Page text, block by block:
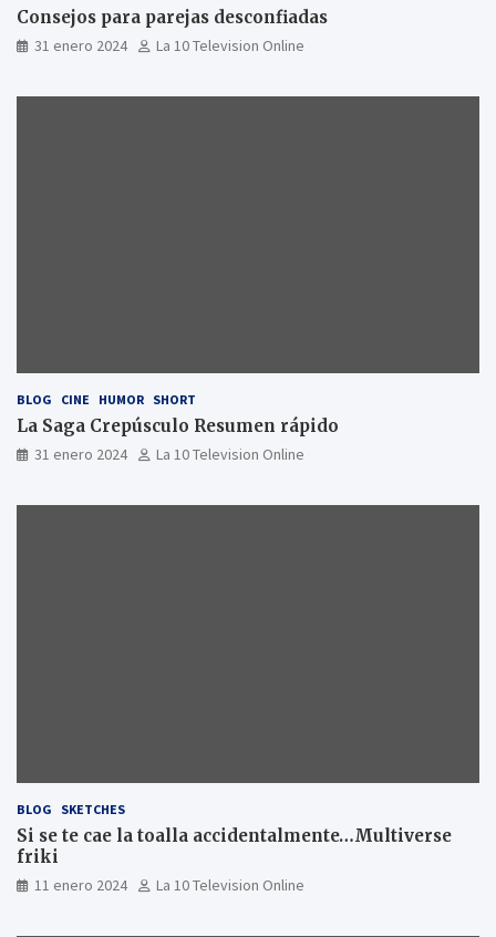
Consejos para parejas desconfiadas
31 enero 2024 La 10 Television Online
BLOG CINE HUMOR SHORT
La Saga Crepúsculo Resumen rápido
31 enero 2024 La 10 Television Online
BLOG SKETCHES
Si se te cae la toalla accidentalmente…Multiverse
friki
11 enero 2024 La 10 Television Online